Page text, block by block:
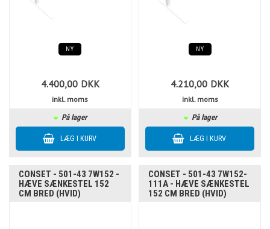
NY
4.400,00 DKK
inkl. moms
På lager
NY
4.210,00 DKK
inkl. moms
På lager
CONSET - 501-43 7W152 -
HÆVE SÆNKESTEL 152
CM BRED (HVID)
CONSET - 501-43 7W152-
111A - HÆVE SÆNKESTEL
152 CM BRED (HVID)